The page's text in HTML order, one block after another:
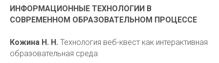
ИНФОРМАЦИОННЫЕ ТЕХНОЛОГИИ В
СОВРЕМЕННОМ ОБРАЗОВАТЕЛЬНОМ ПРОЦЕССЕ
Кожина Н. Н. Технология веб-квест как интерактивная
образовательная среда